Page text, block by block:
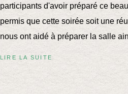
participants d'avoir préparé ce
permis que cette soirée soit une
nous ont aidé à préparer la salle
LIRE LA SUITE